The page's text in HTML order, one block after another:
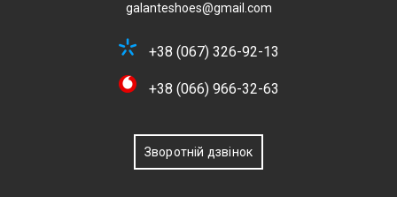
galanteshoes@gmail.com
+38 (067) 326-92-13
+38 (066) 966-32-63
Зворотній дзвінок